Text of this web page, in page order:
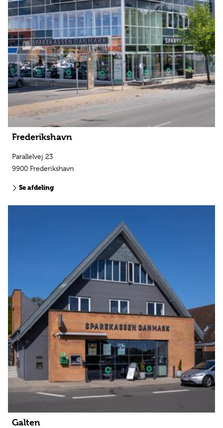
Frederikshavn
Parallelvej 23
9900 Frederikshavn
Se afdeling
Galten